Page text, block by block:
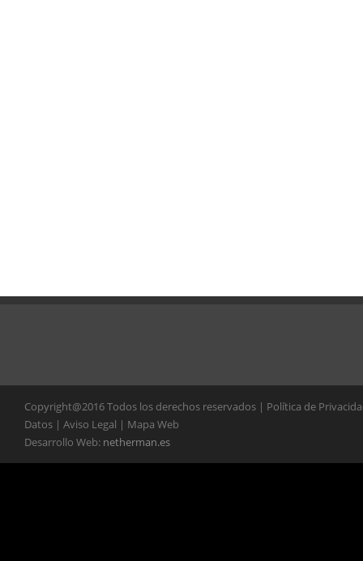
Copyright@2016 Todos los derechos reservados | Política de
Datos | Aviso Legal | Mapa Web
Desarrollo Web: netherman.es